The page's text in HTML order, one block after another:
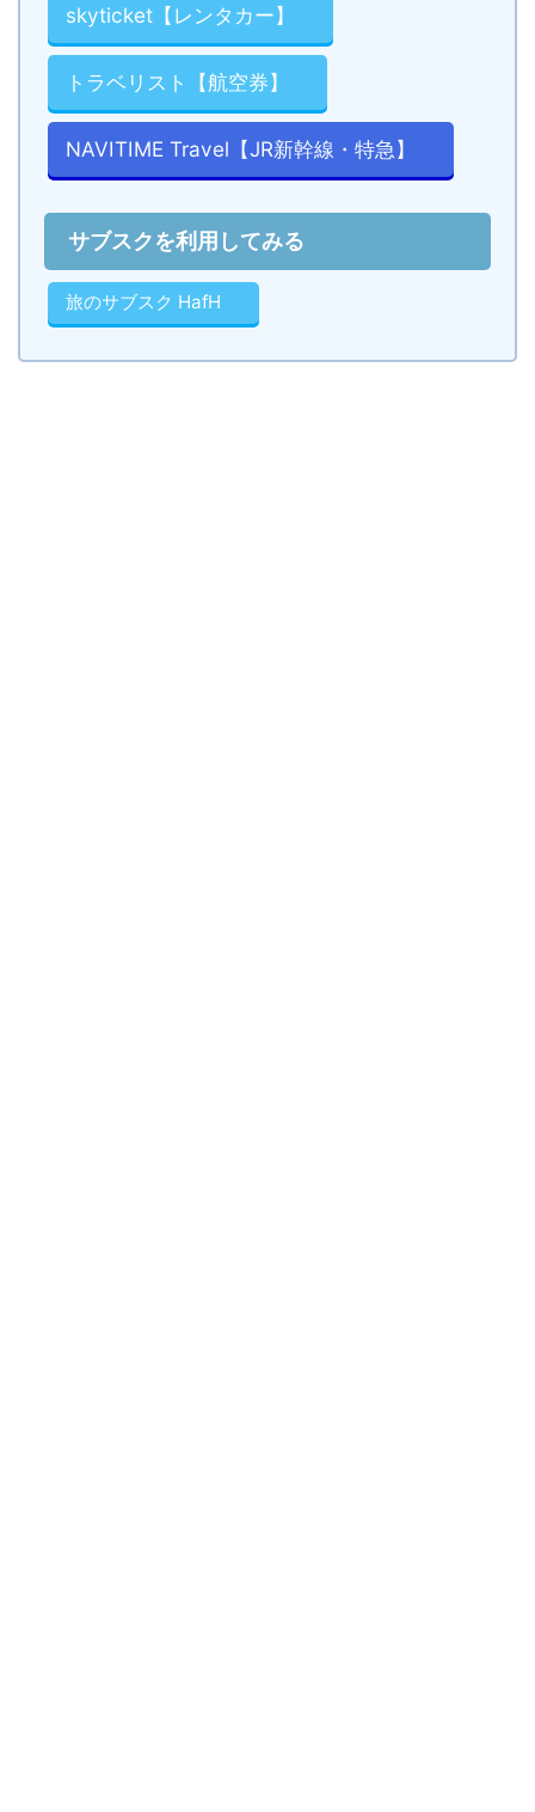
skyticket【レンタカー】
トラベリスト【航空券】
NAVITIME Travel【JR新幹線・特急】
サブスクを利用してみる
旅のサブスク HafH